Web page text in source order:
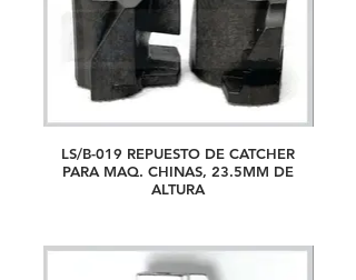
LS/B-019 REPUESTO DE CATCHER
PARA MAQ. CHINAS, 23.5MM DE
ALTURA